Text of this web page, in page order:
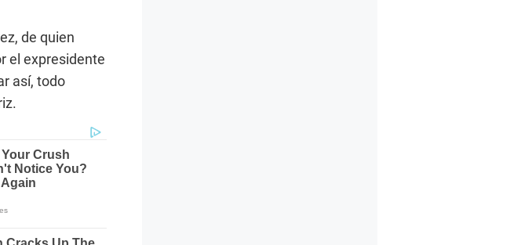
de quien
el expresidente
así, todo